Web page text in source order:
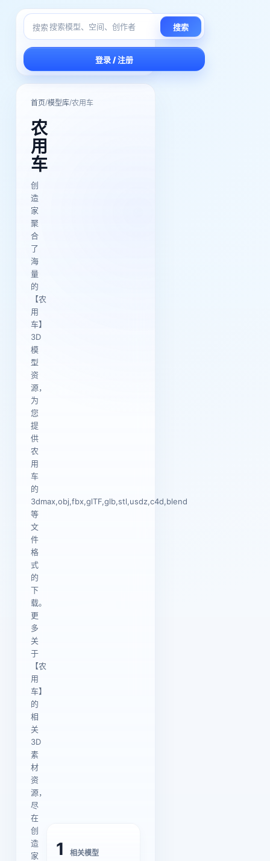
搜索 搜索
登录 / 注册
首页/模型库/农用车
农
用
车
创
造
家
聚
合
了
海
量
的
【农
用
车】
3D
模
型
资
源，
为
您
提
供
农
用
车
的
3dmax,obj,fbx,glTF,glb,stl,usdz,c4d,blend
等
文
件
格
式
的
下
载。
更
多
关
于
【农
用
车】
的
相
关
3D
素
材
资
源，
尽
在
创
造
家
1 相关模型